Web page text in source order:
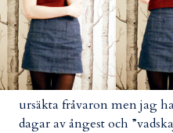
ursäkta fråvaron men jag
dagar av ångest och